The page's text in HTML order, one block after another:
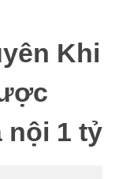
Khi
nội 1 tỷ